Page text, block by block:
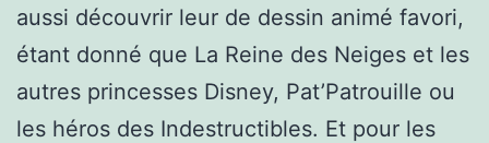
aussi découvrir leur de dessin animé favori,
étant donné que La Reine des Neiges et les
autres princesses Disney, Pat’Patrouille ou
les héros des Indestructibles. Et pour les